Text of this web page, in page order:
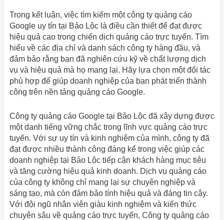
Trong kết luận, việc tìm kiếm một công ty quảng cáo
Google uy tín tại Bảo Lộc là điều cần thiết để đạt được
hiệu quả cao trong chiến dịch quảng cáo trực tuyến. Tìm
hiểu về các địa chỉ và danh sách công ty hàng đầu, và
đảm bảo rằng bạn đã nghiên cứu kỹ về chất lượng dịch
vụ và hiệu quả mà họ mang lại. Hãy lựa chọn một đối tác
phù hợp để giúp doanh nghiệp của bạn phát triển thành
công trên nền tảng quảng cáo Google.
Công ty quảng cáo Google tại Bảo Lộc đã xây dựng được
một danh tiếng vững chắc trong lĩnh vực quảng cáo trực
tuyến. Với sự uy tín và kinh nghiệm của mình, công ty đã
đạt được nhiều thành công đáng kể trong việc giúp các
doanh nghiệp tại Bảo Lộc tiếp cận khách hàng mục tiêu
và tăng cường hiệu quả kinh doanh. Dịch vụ quảng cáo
của công ty không chỉ mang lại sự chuyên nghiệp và
sáng tạo, mà còn đảm bảo tính hiệu quả và đáng tin cậy.
Với đội ngũ nhân viên giàu kinh nghiệm và kiến thức
chuyên sâu về quảng cáo trực tuyến, Công ty quảng cáo